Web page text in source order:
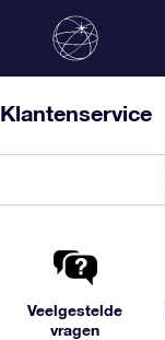
Klantenservice
Veelgestelde
vragen